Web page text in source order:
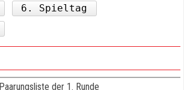
6. Spieltag
Paarungsliste der 1. Runde